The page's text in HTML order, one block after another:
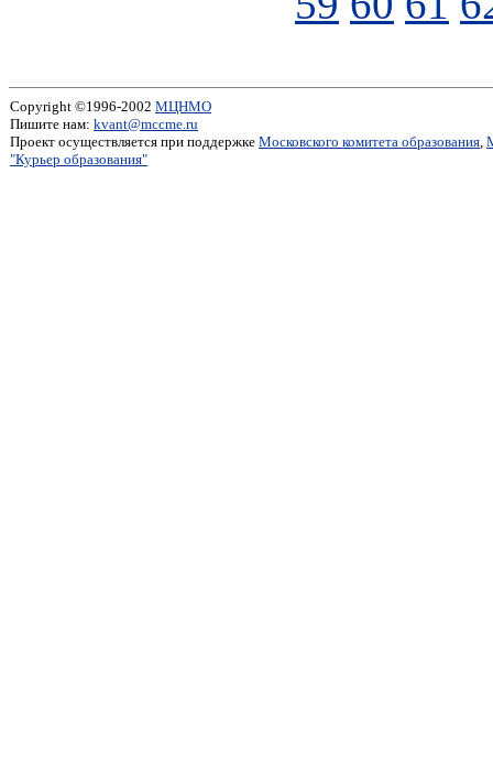
Copyright ©1996-2002 МЦНМО
Пишите нам: kvant@mccme.ru
Проект осуществляется при поддержке Московского комитета образования,
"Курьер образования"